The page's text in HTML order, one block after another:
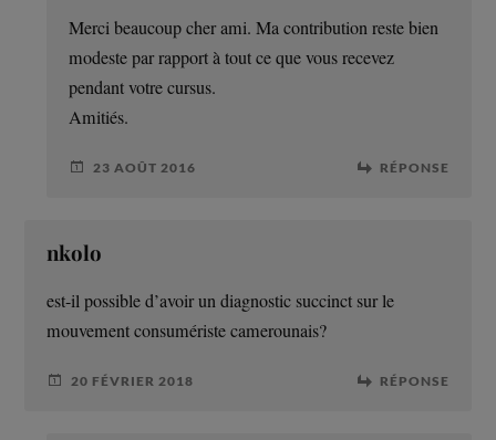
Merci beaucoup cher ami. Ma contribution reste bien
modeste par rapport à tout ce que vous recevez
pendant votre cursus.
Amitiés.
23 AOÛT 2016 RÉPONSE
nkolo
est-il possible d’avoir un diagnostic succinct sur le
mouvement consumériste camerounais?
20 FÉVRIER 2018 RÉPONSE